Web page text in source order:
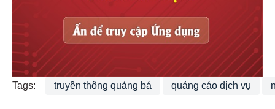
Tags: truyền thông quảng bá quảng cáo dịch vụ